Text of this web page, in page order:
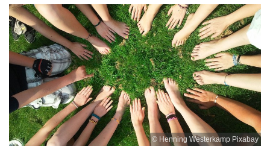
© Henning Westerkamp Pixabay